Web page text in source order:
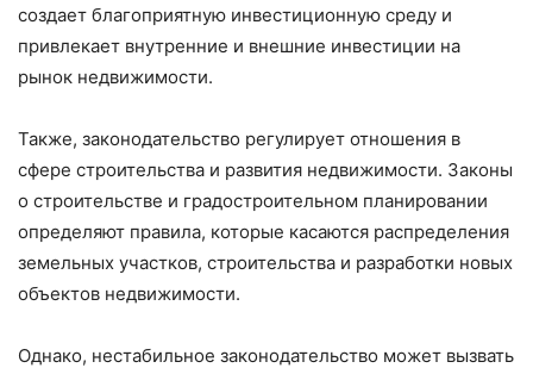
создает благоприятную инвестиционную среду и
привлекает внутренние и внешние инвестиции на
рынок недвижимости.
Также, законодательство регулирует отношения в
сфере строительства и развития недвижимости. Законы
о строительстве и градостроительном планировании
определяют правила, которые касаются распределения
земельных участков, строительства и разработки новых
объектов недвижимости.
Однако, нестабильное законодательство может вызвать